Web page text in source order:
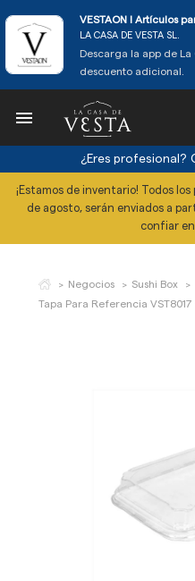
VESTAON l Artículos
LA CASA DE VESTA SL.
Descarga la app de La
descuento adicional.

¿Eres profesional?
¡Estamos de inventario! Todos
de agosto, serán enviados a
confiar
Negocios
Sushi Box
Tapa Para Referencia VST8017